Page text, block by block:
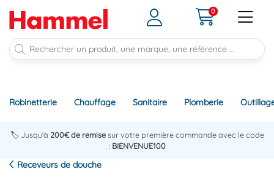
0
Robinetterie Chauffage Sanitaire Plomberie
🏷️ Jusqu'à 200€ de remisesur votre première commande avec le code
: BIENVENUE100
Receveurs de douche